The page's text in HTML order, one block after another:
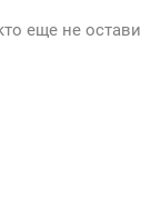
еще не